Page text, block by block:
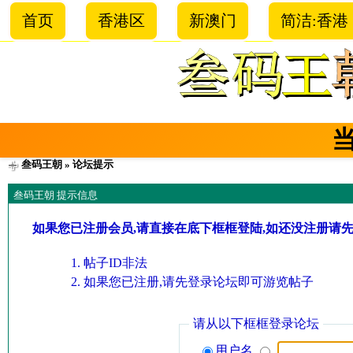
首页 香港区 新澳门 简洁:香港
叁码王朝 » 论坛提示
叁码王朝 提示信息
如果您已注册会员,请直接在底下框框登陆,如还没注册请
帖子ID非法
如果您已注册,请先登录论坛即可游览帖子
请从以下框框登录论坛
用户名